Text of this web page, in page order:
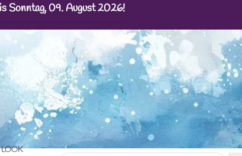
Sonntag, 09. August 2026!